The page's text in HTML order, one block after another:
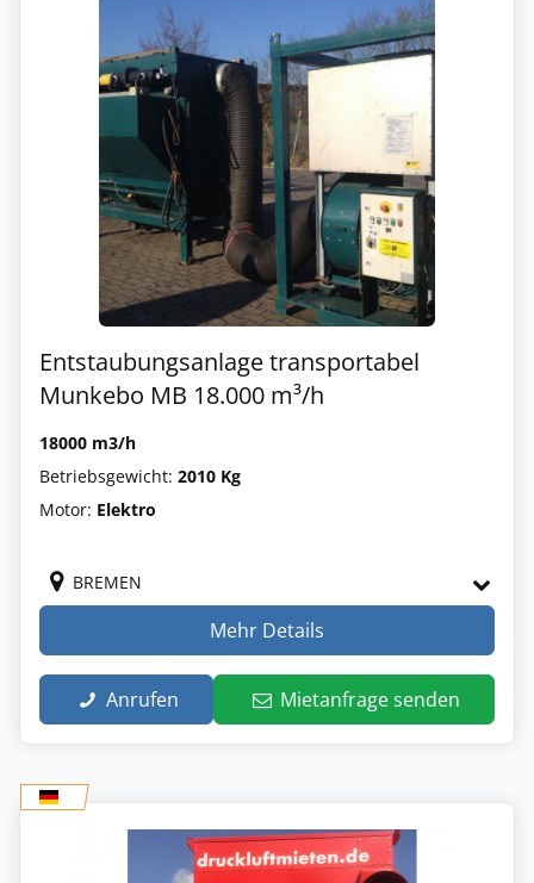
Entstaubungsanlage transportabel
Munkebo MB 18.000 m³/h
18000 m3/h
Betriebsgewicht: 2010 Kg
Motor: Elektro
BREMEN
Mehr Details
Anrufen Mietanfrage senden